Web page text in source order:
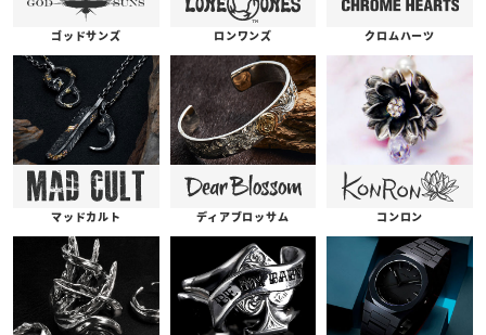
ゴッドサンズ ロンワンズ クロムハーツ
マッドカルト ディアブロッサム コンロン